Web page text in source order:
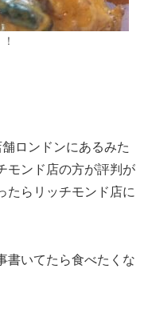
ロンドンにあるみた
モンド店の方が評判が
たらリッチモンド店に
書いてたら食べたくな